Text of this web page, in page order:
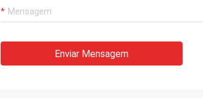
Enviar Mensagem